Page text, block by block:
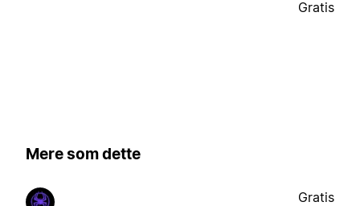
Gratis
Mere som dette
Gratis